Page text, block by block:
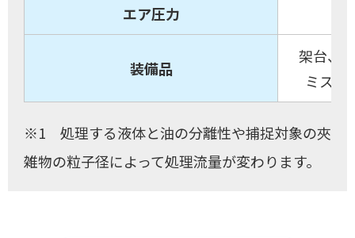
エア圧力
装備品
架台、
ミスト
※1 処理する液体と油の分離性や捕捉対象の夾
雑物の粒子径によって処理流量が変わります。